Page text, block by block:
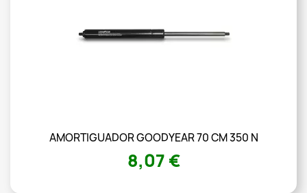
AMORTIGUADOR GOODYEAR 70 CM 350 N
8,07 €